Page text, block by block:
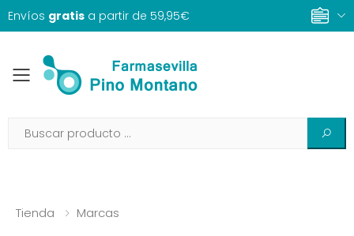
Envíos gratis a partir de 59,95€
Toggle mobile menu
Tienda Marcas